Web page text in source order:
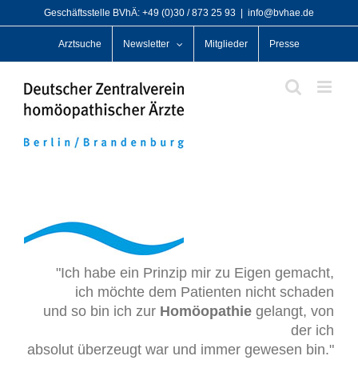
springen
Geschäftsstelle BVhÄ: +49 (0)30 / 873 25 93 info@bvhae.de
Arztsuche Newsletter Mitglieder Presse
"Ich habe ein Prinzip mir zu Eigen gemacht,
ich möchte dem Patienten nicht schaden
und so bin ich zur Homöopathie gelangt, von
der ich
absolut überzeugt war und immer gewesen bin."